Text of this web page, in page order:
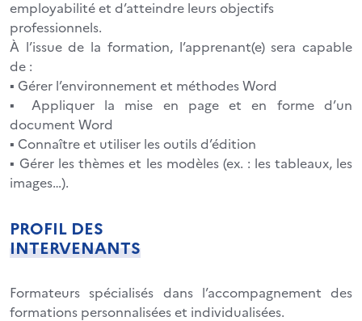
employabilité et d’atteindre leurs objectifs
professionnels.
À l’issue de la formation, l’apprenant(e) sera capable
de :
▪ Gérer l’environnement et méthodes Word
▪ Appliquer la mise en page et en forme d’un
document Word
▪ Connaître et utiliser les outils d’édition
▪ Gérer les thèmes et les modèles (ex. : les tableaux, les
images…).
PROFIL DES
INTERVENANTS
Formateurs spécialisés dans l’accompagnement des
formations personnalisées et individualisées.